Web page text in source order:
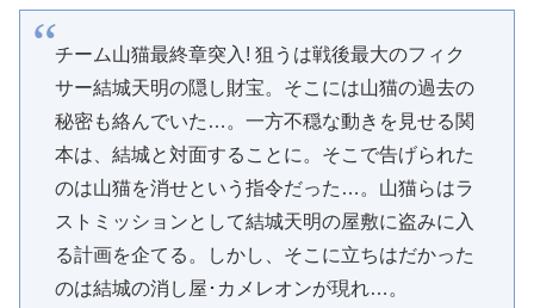
チーム山猫最終章突入! 狙うは戦後最大のフィク
サー結城天明の隠し財宝。そこには山猫の過去の
秘密も絡んでいた…。一方不穏な動きを見せる関
本は、結城と対面することに。そこで告げられた
のは山猫を消せという指令だった…。山猫らはラ
ストミッションとして結城天明の屋敷に盗みに入
る計画を企てる。しかし、そこに立ちはだかった
のは結城の消し屋･カメレオンが現れ…。